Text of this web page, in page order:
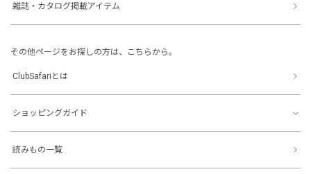
雑誌・カタログ掲載アイテム
その他ページをお探しの方は、こちらから。
ClubSafariとは
ショッピングガイド
読みもの一覧